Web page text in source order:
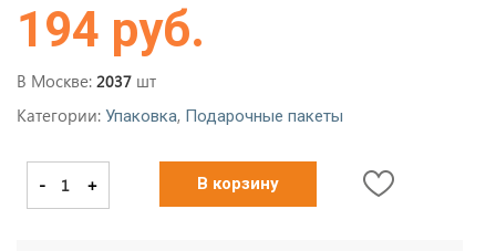
194 руб.
В Москве: 2037 шт
Категории: Упаковка, Подарочные пакеты
- + В корзину